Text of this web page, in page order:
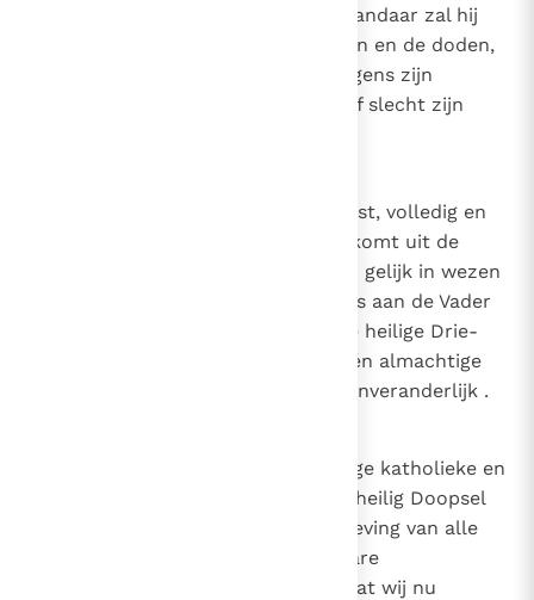
rechterhand van God de Vader, vandaar zal hij
komen oordelen over de levenden en de doden,
en zal hij aan iedereen geven volgens zijn
werken, al naar gelang ze goed of slecht zijn
Wij geloven ook in de Heilige Geest, volledig en
volmaakt en ware God die voortkomt uit de
Vader en de Zoon, gelijkaardig en gelijk in wezen
en almacht en eeuwigheid in alles aan de Vader
en de Zoon. Wij geloven dat deze heilige Drie-
Eenheid niet drie Goden, maar één almachtige
God, eeuwig en onzichtbaar en onveranderlijk .
Wij geloven dat er één ware heilige katholieke en
apostolische Kerk is, waarin één heilig Doopsel
wordt gegeven en een ware vergeving van alle
zonden. Wij geloven ook in de ware
wederopstanding van dit vlees, dat wij nu